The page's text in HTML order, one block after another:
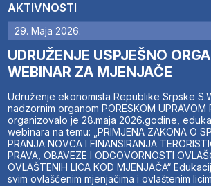
AKTIVNOSTI
29. Maja 2026.
UDRUŽENJE USPJEŠNO
WEBINAR ZA MJENJAČE
Udruženje ekonomista Republike Srpske
nadzornim organom PORESKOM UPRAVOM
organizovalo je 28.maja 2026.godine,
webinara na temu: „PRIMJENA ZAKONA O
PRANJA NOVCA I FINANSIRANJA
PRAVA, OBAVEZE I ODGOVORNOSTI
OVLAŠTENIH LICA KOD MJENJAČA“
svim ovlašćenim mjenjačima i ovlaštenim